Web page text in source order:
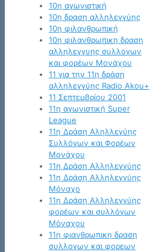
10η αγωνιστική
10η δραση αλληλεγγύης
10η φιλανθρωπική
10η φιλανθρωπικη δραση
αλληλεγγυης συλλογων
και φορέων Μονάχου
11 για την 11η δράση
αλληλεγγύης Radio Akou+
11 Σεπτεμβρίου 2001
11η αγωνιστική Super
League
11η Δράση Αληλλεγύης
Συλλόγων και Φορέων
Μονάχου
11η Δράση Αλληλεγγύης
11η Δράση Αλληλεγγύης
Μόναχο
11η Δράση Αλληλεγγύης
φορέων και συλλόγων
Μόναχου
11η φιανθρωπικη δραση
συλλογων και φορεων